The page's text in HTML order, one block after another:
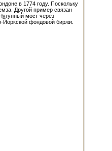
в 1774 году. Поскольку
Другой пример связан
мост через
фондовой биржи.